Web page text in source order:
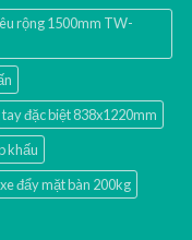
rộng 1500mm TW-
tay đặc biệt 838x1220mm
khấu
xe đẩy mặt bàn 200kg